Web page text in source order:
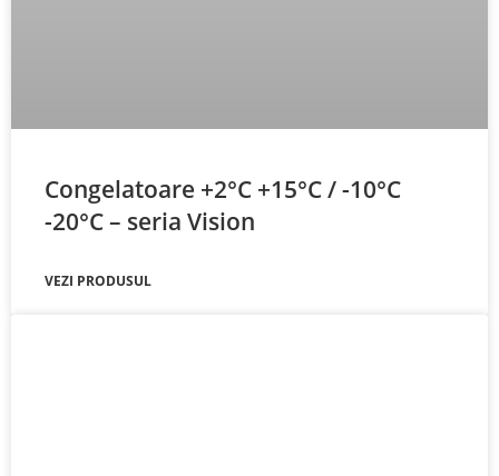
Congelatoare +2°C +15°C / -10°C
-20°C – seria Vision
VEZI PRODUSUL